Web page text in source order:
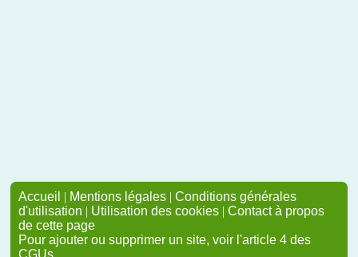
Accueil | Mentions légales | Conditions générales
d'utilisation | Utilisation des cookies | Contact à propos
de cette page
Pour ajouter ou supprimer un site, voir l'article 4 des
CGUs